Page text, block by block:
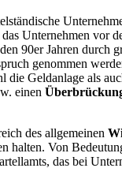
Unternehmen vor
90er Jahren durch
genommen
die Geldanlage als
einen
des allgemeinen
halten. Von
das bei